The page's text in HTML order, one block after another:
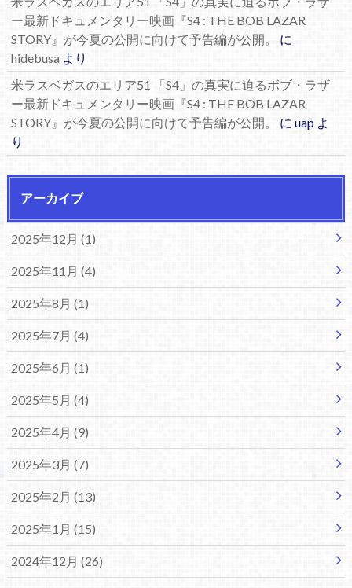
ー最新ドキュメンタリー映画『S4 : THE BOB LAZAR
STORY』が今夏の公開に向けて予告編が公開。
に
hidebusaより
米ラスベガスのエリア51 「S4」の真実に迫るボブ・ラザ
ー最新ドキュメンタリー映画『S4 : THE BOB LAZAR
STORY』が今夏の公開に向けて予告編が公開。
に uapよ
り
アーカイブ
2025年12月 (1)
2025年11月 (4)
2025年8月 (1)
2025年7月 (4)
2025年6月 (1)
2025年5月 (4)
2025年4月 (9)
2025年3月 (7)
2025年2月 (13)
2025年1月 (15)
2024年12月 (26)